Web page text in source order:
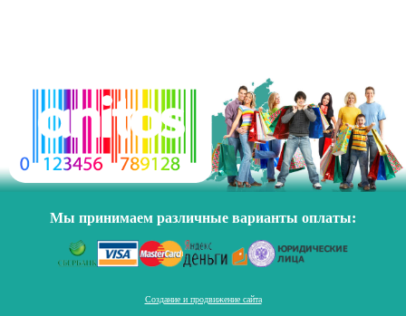
Мы принимаем различные варианты оплаты:
Создание и продвижение сайта